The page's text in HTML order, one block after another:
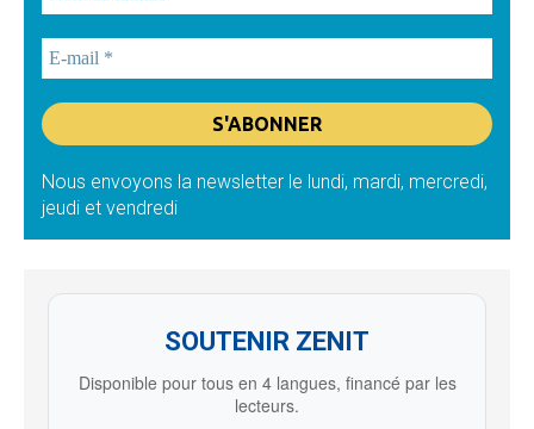
Nous envoyons la newsletter le lundi, mardi, mercredi,
jeudi et vendredi
SOUTENIR ZENIT
Disponible pour tous en 4 langues, financé par les
lecteurs.